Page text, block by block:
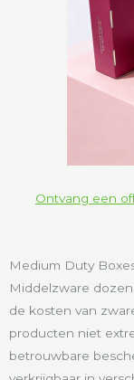
Ontvang een
Medium Duty
Middelzware
de kosten van
producten niet
betrouwbare